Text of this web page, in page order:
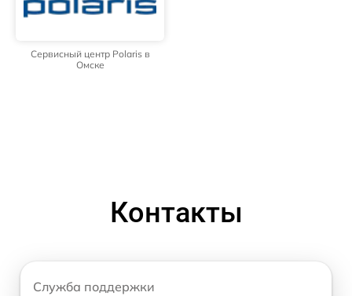
Сервисный центр Polaris в
Омске
Контакты
Служба поддержки